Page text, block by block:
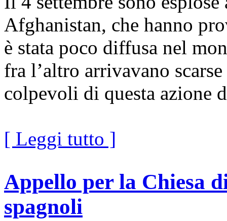
Afghanistan, che hanno
è stata poco diffusa nel
fra l’altro arrivavano
colpevoli di questa azione
[ Leggi tutto ]
Appello per la Chiesa
spagnoli